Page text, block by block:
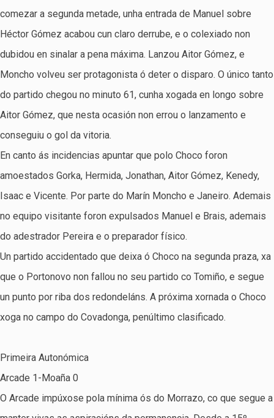
comezar a segunda metade, unha entrada de Manuel sobre
Héctor Gómez acabou cun claro derrube, e o colexiado non
dubidou en sinalar a pena máxima. Lanzou Aitor Gómez, e
Moncho volveu ser protagonista ó deter o disparo. O único tanto
do partido chegou no minuto 61, cunha xogada en longo sobre
Aitor Gómez, que nesta ocasión non errou o lanzamento e
conseguiu o gol da vitoria.
En canto ás incidencias apuntar que polo Choco foron
amoestados Gorka, Hermida, Jonathan, Aitor Gómez, Kenedy,
Isaac e Vicente. Por parte do Marín Moncho e Janeiro. Ademais
no equipo visitante foron expulsados Manuel e Brais, ademais
do adestrador Pereira e o preparador físico.
Un partido accidentado que deixa ó Choco na segunda praza, xa
que o Portonovo non fallou no seu partido co Tomiño, e segue
un punto por riba dos redondeláns. A próxima xornada o Choco
xoga no campo do Covadonga, penúltimo clasificado.
Primeira Autonómica
Arcade 1-Moaña 0
O Arcade impúxose pola mínima ós do Morrazo, co que segue a